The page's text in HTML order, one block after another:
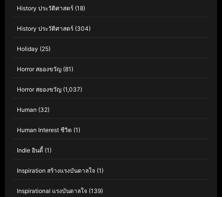
History ประวัติศาสตร์ (18)
History ประวัติศาสตร์ (304)
Holiday (25)
Horror สยองขวัญ (81)
Horror สยองขวัญ (1,037)
Human (32)
Human Interest ชีวิต (1)
Indie อินดี้ (1)
Inspiration สร้างแรงบันดาลใจ (1)
Inspirational แรงบันดาลใจ (139)